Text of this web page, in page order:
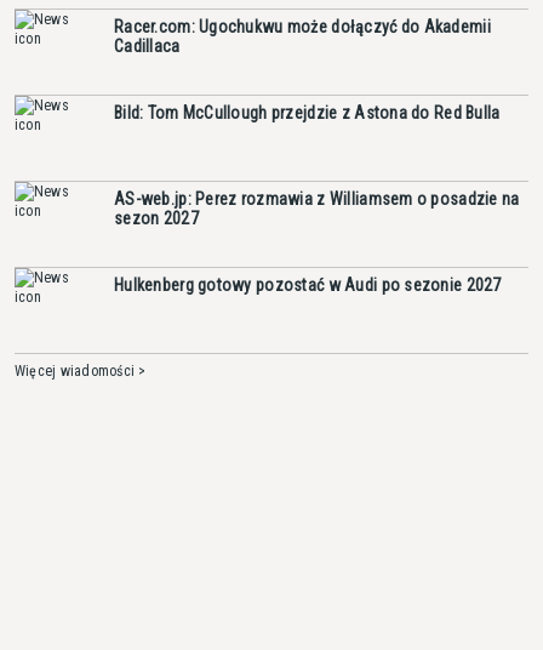
Racer.com: Ugochukwu może dołączyć do Akademii
Cadillaca
Bild: Tom McCullough przejdzie z Astona do Red Bulla
AS-web.jp: Perez rozmawia z Williamsem o posadzie na
sezon 2027
Hulkenberg gotowy pozostać w Audi po sezonie 2027
Więcej wiadomości >